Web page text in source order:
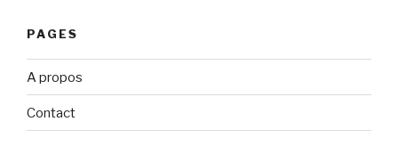
PAGES
A propos
Contact